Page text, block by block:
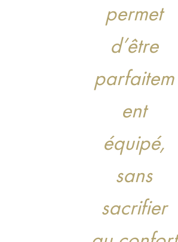
permet
d’être
parfaitem
ent
équipé,
sans
sacrifier